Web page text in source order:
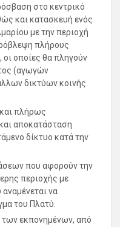
στο κεντρικό
και κατασκευή ενός
με την περιοχή
πλήρους
οποίες θα πληγούν
(αγωγών
δικτύων κοινής
πλήρως
αποκατάσταση
δίκτυο κατά την
που αφορούν την
περιοχής με
να
του Πλατύ.
εκπονημένων, από